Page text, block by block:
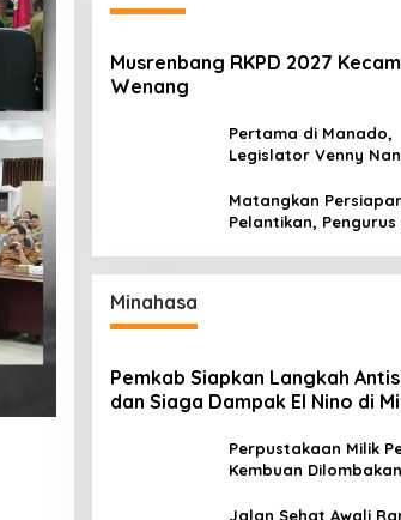
Musrenbang RKPD 2027
Wenang
Pertama di Manado,
Legislator Venny
Titiwungen Utara
Matangkan
Pelantikan, Pengurus
Minahasa
Pemkab Siapkan Langkah
dan Siaga Dampak El Nino di
Perpustakaan Milik
Kembuan Dilombakan
Jalan Sehat Awali